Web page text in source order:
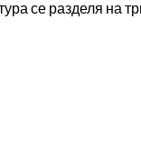
се разделя на